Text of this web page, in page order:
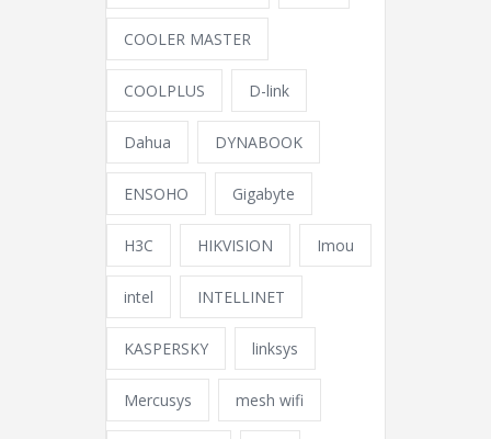
COOLER MASTER
COOLPLUS D-link
Dahua DYNABOOK
ENSOHO Gigabyte
H3C HIKVISION Imou
intel INTELLINET
KASPERSKY linksys
Mercusys mesh wifi